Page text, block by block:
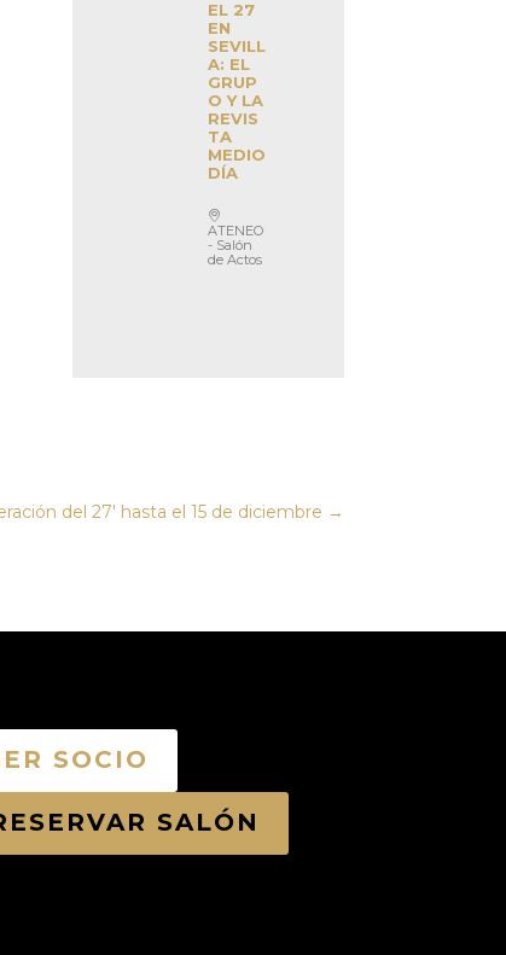
EL 27
EN
SEVILL
A: EL
GRUP
O Y LA
REVIS
TA
MEDIO
DÍA
ATENEO
- Salón
de Actos
del 27' hasta el 15 de diciembre →
SOCIO
SALÓN